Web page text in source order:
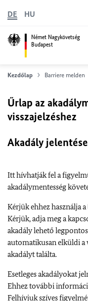
Német Nagykövetség
Budapest
DE HU
Kezdőlap Barriere melden
Űrlap az
visszajelzéshez
Akadály
Itt hívhatják fel a
akadálymentesség
Kérjük ehhez használja a
Kérjük, adja meg a
akadály lehető
automatikusan elküldi a
akadályt találta.
Esetleges akadályokat
Ehhez további
Felhívjuk szíves